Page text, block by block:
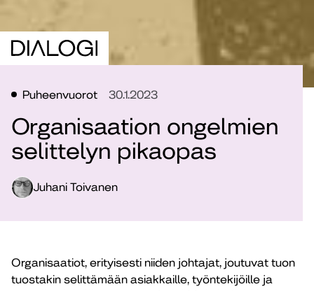
Puheenvuorot 30.1.2023
Organisaation ongelmien
selittelyn pikaopas
Juhani Toivanen
Organisaatiot, erityisesti niiden johtajat, joutuvat tuon
tuostakin selittämään asiakkaille, työntekijöille ja